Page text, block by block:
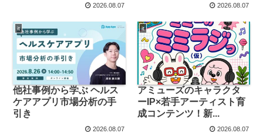
2026.08.07 2026.08.07
it
他社事例から学ぶ ヘルス
ケアアプリ市場分析の手
引き
2026.08.07
it
アミューズのキャラクタ
ーIP×若手アーティスト育
成コンテンツ！新...
2026.08.07